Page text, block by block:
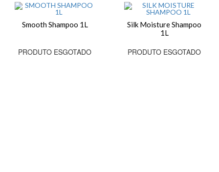
Smooth Shampoo 1L
PRODUTO ESGOTADO
Silk Moisture Shampoo
1L
PRODUTO ESGOTADO